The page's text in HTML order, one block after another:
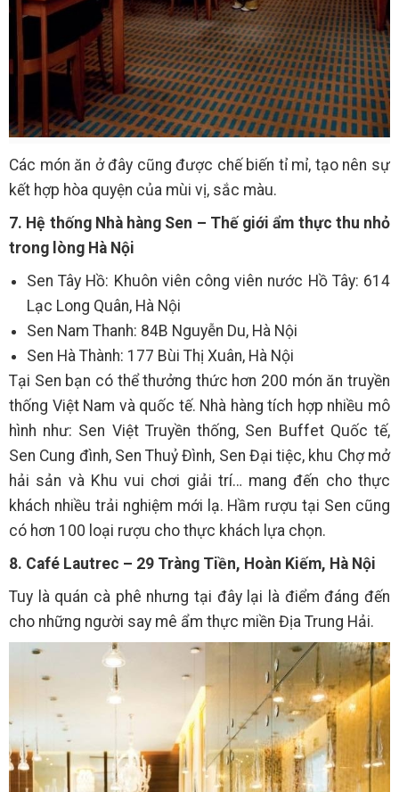
Các món ăn ở đây cũng được chế biến tỉ mỉ, tạo nên sự
kết hợp hòa quyện của mùi vị, sắc màu.
7. Hệ thống Nhà hàng Sen – Thế giới ẩm thực thu nhỏ
trong lòng Hà Nội
Sen Tây Hồ: Khuôn viên công viên nước Hồ Tây: 614
Lạc Long Quân, Hà Nội
Sen Nam Thanh: 84B Nguyễn Du, Hà Nội
Sen Hà Thành: 177 Bùi Thị Xuân, Hà Nội
Tại Sen bạn có thể thưởng thức hơn 200 món ăn truyền
thống Việt Nam và quốc tế. Nhà hàng tích hợp nhiều mô
hình như: Sen Việt Truyền thống, Sen Buffet Quốc tế,
Sen Cung đình, Sen Thuỷ Đình, Sen Đại tiệc, khu Chợ mở
hải sản và Khu vui chơi giải trí… mang đến cho thực
khách nhiều trải nghiệm mới lạ. Hầm rượu tại Sen cũng
có hơn 100 loại rượu cho thực khách lựa chọn.
8. Café Lautrec – 29 Tràng Tiền, Hoàn Kiếm, Hà Nội
Tuy là quán cà phê nhưng tại đây lại là điểm đáng đến
cho những người say mê ẩm thực miền Địa Trung Hải.